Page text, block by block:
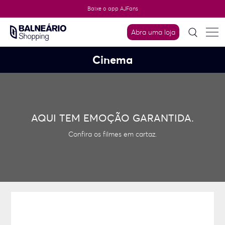
content
Baixe o app AJFans
Abra uma loja
Cinema
AQUI TEM EMOÇÃO GARANTIDA.
Confira os filmes em cartaz.